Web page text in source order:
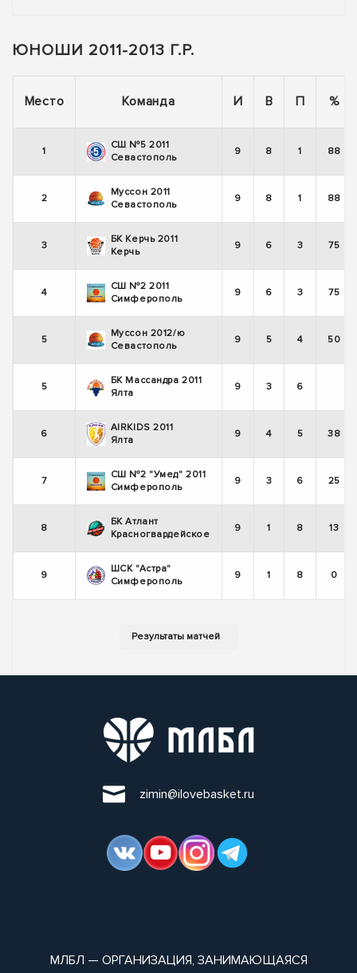
ЮНОШИ 2011-2013 Г.Р.
Место Команда И В П %
1
СШ №5 2011
Севастополь
9 8 1 88
2
Муссон 2011
Севастополь
9 8 1 88
3
БК Керчь 2011
Керчь
9 6 3 75
4
СШ №2 2011
Симферополь
9 6 3 75
5
Муссон 2012/ю
Севастополь
9 5 4 50
5
БК Массандра 2011
Ялта
9 3 6
6
AIRKIDS 2011
Ялта
9 4 5 38
7
СШ №2 "Умед" 2011
Симферополь
9 3 6 25
8
БК Атлант
Красногвардейское
9 1 8 13
9
ШСК "Астра"
Симферополь
9 1 8 0
zimin@ilovebasket.ru
МЛБЛ — ОРГАНИЗАЦИЯ, ЗАНИМАЮЩАЯСЯ